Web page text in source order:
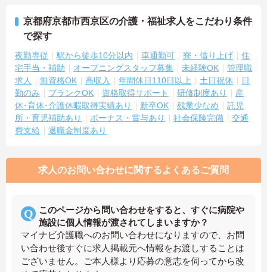
京都府京都市西京区の介護・福祉求人をこだわり条件
で探す
夜勤専従 駅から徒歩10分以内 車通勤可 寮・借り上げ
住
宅手当・補助
オープニングスタッフ募集 未経験OK
管理職
求人
無資格OK 高収入 年間休日110日以上 土日祝休
日
勤のみ
ブランクOK 資格取得サポート 研修制度あり
産
休･育休･介護休暇取得実績あり
新卒OK 残業少なめ
託児
所・育児補助あり
ボーナス・賞与あり 社会保険完備
交通
費支給
退職金制度あり
求人のお問い合わせに関するよくあるご質問
このページから問い合わせをすると、すぐに病院や
施設に個人情報が渡されてしまいますか？
マイナビ介護職へのお問い合わせになりますので、お問
い合わせ後すぐに求人掲載元へ情報をお渡しすることは
ございません。ご本人様より応募の意志を伺ってから改